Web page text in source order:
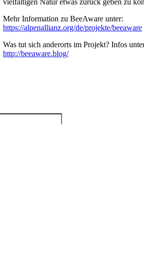
vielfältigen Natur etwas zurück geben zu
Mehr Information zu BeeAware unter:
https://alpenallianz.org/de/projekte/beeaware
Was tut sich anderorts im Projekt? Infos
http://beeaware.blog/